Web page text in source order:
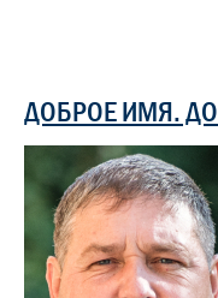
ДОБРОЕ ИМЯ.